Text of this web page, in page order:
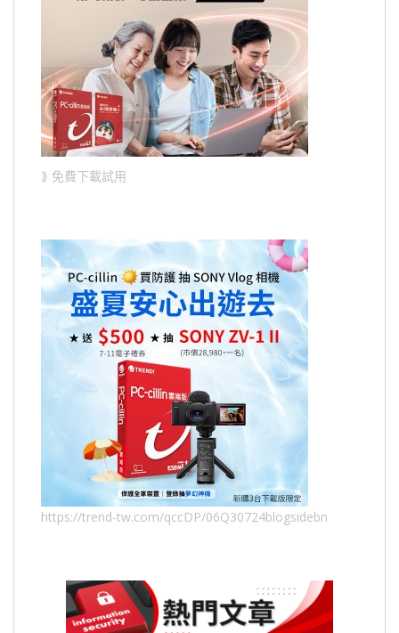
⟫ 免費下載試用
https://trend-tw.com/qccDP/06Q30724blogsidebn